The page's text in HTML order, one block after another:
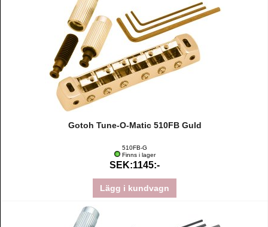
Gotoh Tune-O-Matic 510FB Guld
510FB-G
Finns i lager
SEK:1145:-
Lägg i kundvagn